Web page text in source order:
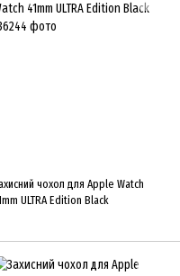
чохол для Apple Watch
ULTRA Edition Black